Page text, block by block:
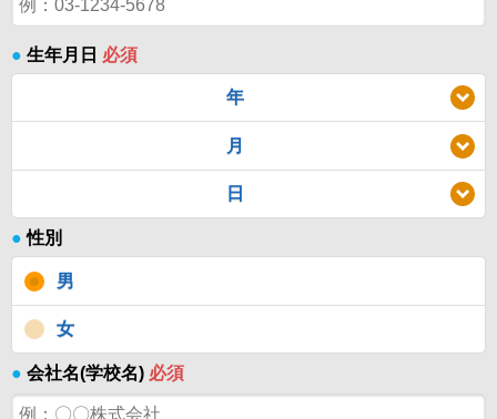
● 生年月日 必須
年
月
日
● 性別
男
女
● 会社名(学校名) 必須